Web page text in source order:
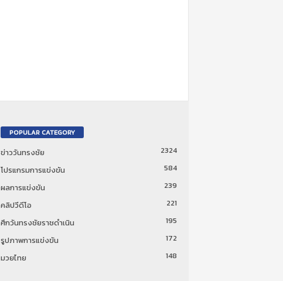
POPULAR CATEGORY
ข่าววันทรงชัย
2324
โปรแกรมการแข่งขัน
584
ผลการแข่งขัน
239
คลิปวีดีโอ
221
ศึกวันทรงชัยราชดำเนิน
195
รูปภาพการแข่งขัน
172
มวยไทย
148